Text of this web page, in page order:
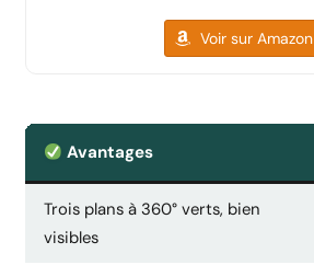
Voir sur Amazon
Avantages
Trois plans à 360° verts, bien
visibles